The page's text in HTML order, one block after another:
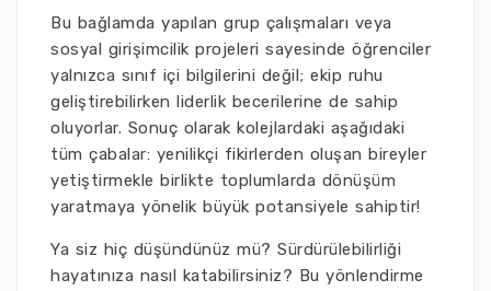
Bu bağlamda yapılan grup çalışmaları veya
sosyal girişimcilik projeleri sayesinde öğrenciler
yalnızca sınıf içi bilgilerini değil; ekip ruhu
geliştirebilirken liderlik becerilerine de sahip
oluyorlar. Sonuç olarak kolejlardaki aşağıdaki
tüm çabalar: yenilikçi fikirlerden oluşan bireyler
yetiştirmekle birlikte toplumlarda dönüşüm
yaratmaya yönelik büyük potansiyele sahiptir!
Ya siz hiç düşündünüz mü? Sürdürülebilirliği
hayatınıza nasıl katabilirsiniz? Bu yönlendirme